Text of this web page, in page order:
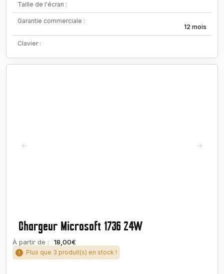
Taille de l'écran :
Garantie commerciale :
12 mois
Clavier :
Chargeur Microsoft 1736 24W
À partir de : 18,00€
Plus que 3 produit(s) en stock !